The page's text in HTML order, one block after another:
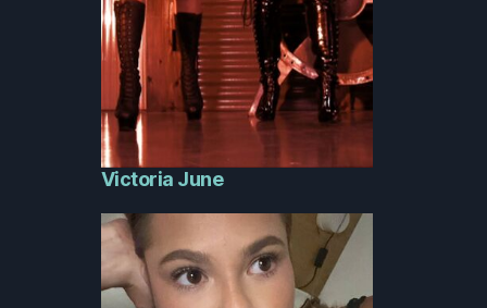
Victoria June